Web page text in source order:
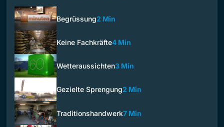
Begrüssung2 Min
Keine Fachkräfte4 Min
Wetteraussichten3 Min
Gezielte Sprengung2 Min
Traditionshandwerk7 Min